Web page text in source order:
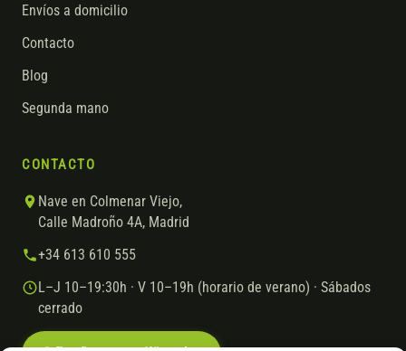
Envíos a domicilio
Contacto
Blog
Segunda mano
CONTACTO
Nave en Colmenar Viejo,
Calle Madroño 4A, Madrid
+34 613 610 555
L–J 10–19:30h · V 10–19h (horario de verano) · Sábados
cerrado